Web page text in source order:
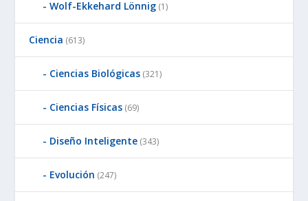
Wolf-Ekkehard Lönnig (1)
Ciencia (613)
Ciencias Biológicas (321)
Ciencias Físicas (69)
Diseño Inteligente (343)
Evolución (247)